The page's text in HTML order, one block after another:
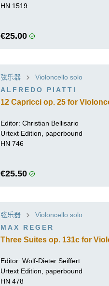
HN 1519
€25.00
弦乐器
Violoncello solo
ALFREDO PIATTI
12 Capricci op. 25 for
Editor: Christian Bellisario
Urtext Edition, paperbound
HN 746
€25.50
弦乐器
Violoncello solo
MAX REGER
Three Suites op. 131c for
Editor: Wolf-Dieter Seiffert
Urtext Edition, paperbound
HN 478